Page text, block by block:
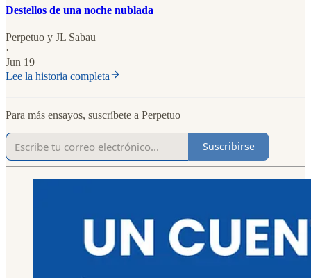
Destellos de una noche nublada
Perpetuo y JL Sabau
·
Jun 19
Lee la historia completa
Para más ensayos, suscríbete a Perpetuo
Suscribirse